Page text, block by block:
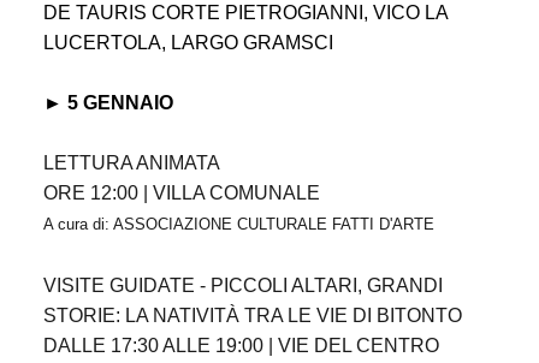
DE TAURIS CORTE PIETROGIANNI, VICO LA
LUCERTOLA, LARGO GRAMSCI
► 5 GENNAIO
LETTURA ANIMATA
ORE 12:00 | VILLA COMUNALE
A cura di: ASSOCIAZIONE CULTURALE FATTI D'ARTE
VISITE GUIDATE - PICCOLI ALTARI, GRANDI
STORIE: LA NATIVITÀ TRA LE VIE DI BITONTO
DALLE 17:30 ALLE 19:00 | VIE DEL CENTRO